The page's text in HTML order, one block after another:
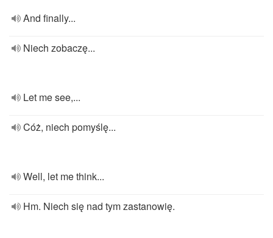
And finally...
Niech zobaczę...
Let me see,...
Cóż, niech pomyślę...
Well, let me think...
Hm. Niech się nad tym zastanowię.